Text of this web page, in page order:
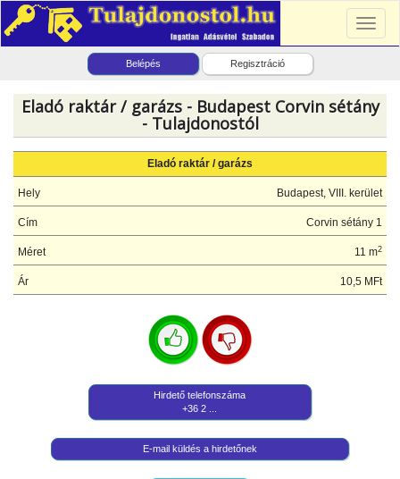
Belépés Regisztráció
Eladó raktár / garázs - Budapest Corvin sétány
- Tulajdonostól
Eladó raktár / garázs
Hely Budapest, VIII. kerület
Cím Corvin sétány 1
Méret 11 m2
Ár 10,5 MFt
Hirdető telefonszáma
+36 2 ...
E-mail küldés a hirdetőnek